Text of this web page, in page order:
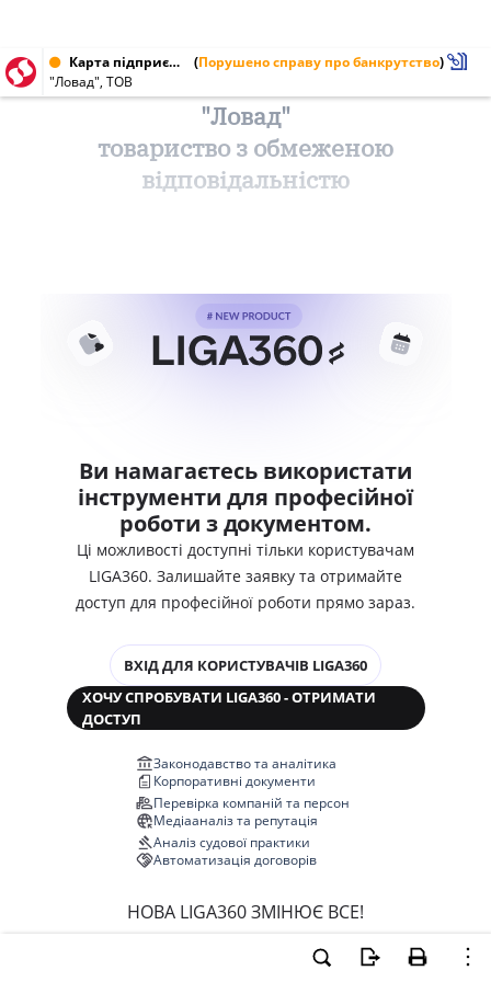
Карта підприємства від 08.10.1996 № 23770522 (Порушено справу про банкрутство)
"Ловад", ТОВ
"Ловад"
товариство з обмеженою
відповідальністю
Ви намагаєтесь використати
інструменти для професійної
роботи з документом.
Ці можливості доступні тільки користувачам
LIGA360. Залишайте заявку та отримайте
доступ для професійної роботи прямо зараз.
ВХІД ДЛЯ КОРИСТУВАЧІВ LIGA360
ХОЧУ СПРОБУВАТИ LIGA360 - ОТРИМАТИ
ДОСТУП
Законодавство та аналітика
Корпоративні документи
Перевірка компаній та персон
Медіааналіз та репутація
Аналіз судової практики
Автоматизація договорів
НОВА LIGA360 ЗМІНЮЄ ВСЕ!